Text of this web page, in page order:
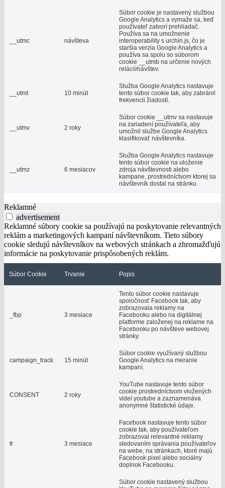
__utmc návšteva
Súbor cookie je nastavený službou
Google Analytics a vymaže sa, keď
používateľ zatvorí prehliadač.
Používa sa na umožnenie
interoperability s urchin.js, čo je
staršia verzia Google Analytics a
používa sa spolu so súborom
cookie __utmb na určenie nových
relácií/návštev.
__utmt 10 minút
Služba Google Analytics nastavuje
tento súbor cookie tak, aby zabránil
frekvencii žiadostí.
__utmv 2 roky
Súbor cookie __utmv sa nastavuje
na zariadení používateľa, aby
umožnil službe Google Analytics
klasifikovať návštevníka.
__utmz 6 mesiacov
Služba Google Analytics nastavuje
tento súbor cookie na uloženie
zdroja návštevnosti alebo
kampane, prostredníctvom ktorej sa
návštevník dostal na stránku.
Reklamné
advertisement
Reklamné súbory cookie sa používajú na poskytovanie relevantných
reklám a marketingových kampaní návštevníkom. Tieto súbory
cookie sledujú návštevníkov na webových stránkach a zhromažďujú
informácie na poskytovanie prispôsobených reklám.
Súbor Cookie Trvanie Popis
_fbp 3 mesiace
Tento súbor cookie nastavuje
spoločnosť Facebook tak, aby
zobrazovala reklamy na
Facebooku alebo na digitálnej
platforme založenej na reklame na
Facebooku po návšteve webovej
stránky.
campaign_track 15 minút
Súbor cookie využívaný službou
Google Analytics na meranie
kampaní.
CONSENT 2 roky
YouTube nastavuje tento súbor
cookie prostredníctvom vložených
videí youtube a zaznamenáva
anonymné štatistické údaje.
fr 3 mesiace
Facebook nastavuje tento súbor
cookie tak, aby používateľom
zobrazoval relevantné reklamy
sledovaním správania používateľov
na webe, na stránkach, ktoré majú
Facebook pixel alebo sociálny
doplnok Facebooku.
Súbor cookie nastavený službou